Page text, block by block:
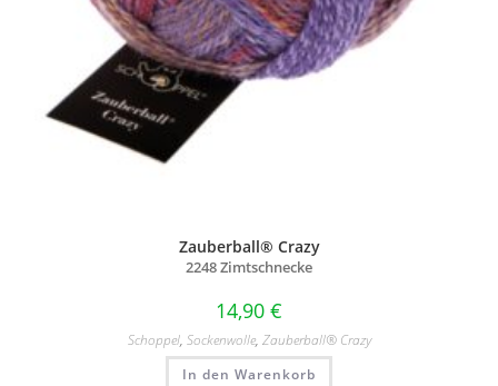
Zauberball® Crazy
2248 Zimtschnecke
14,90 €
Schoppel, Sockenwolle, Zauberball® Crazy
In den Warenkorb